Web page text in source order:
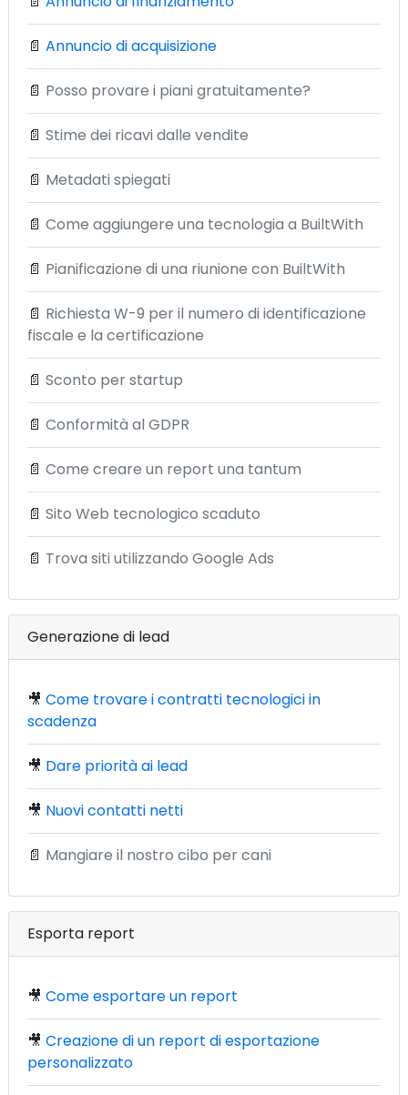
📄 Annuncio di acquisizione
📄 Posso provare i piani gratuitamente?
📄 Stime dei ricavi dalle vendite
📄 Metadati spiegati
📄 Come aggiungere una tecnologia a BuiltWith
📄 Pianificazione di una riunione con BuiltWith
📄 Richiesta W-9 per il numero di identificazione
fiscale e la certificazione
📄 Sconto per startup
📄 Conformità al GDPR
📄 Come creare un report una tantum
📄 Sito Web tecnologico scaduto
📄 Trova siti utilizzando Google Ads
Generazione di lead
🎥 Come trovare i contratti tecnologici in
scadenza
🎥 Dare priorità ai lead
🎥 Nuovi contatti netti
📄 Mangiare il nostro cibo per cani
Esporta report
🎥 Come esportare un report
🎥 Creazione di un report di esportazione
personalizzato